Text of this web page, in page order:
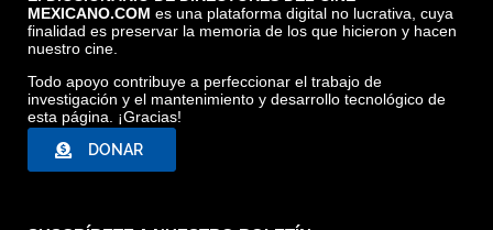
MEXICANO.COM es una plataforma digital no lucrativa, cuya
finalidad es preservar la memoria de los que hicieron y hacen
nuestro cine.
Todo apoyo contribuye a perfeccionar el trabajo de
investigación y el mantenimiento y desarrollo tecnológico de
esta página. ¡Gracias!
DONAR